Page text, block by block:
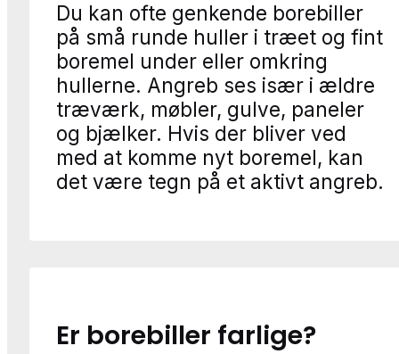
Du kan ofte genkende borebiller
på små runde huller i træet og fint
boremel under eller omkring
hullerne. Angreb ses især i ældre
træværk, møbler, gulve, paneler
og bjælker. Hvis der bliver ved
med at komme nyt boremel, kan
det være tegn på et aktivt angreb.
Er borebiller farlige?